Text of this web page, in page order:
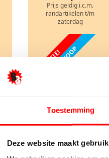
Toestemming
Deze website maakt
Prijs geldig i.c.m.
randartikelen t/m
zaterdag
ACTIE!
STOCKVERKOOP
I.c.m. legset
I.c.m.
onderhoudsset
plinten